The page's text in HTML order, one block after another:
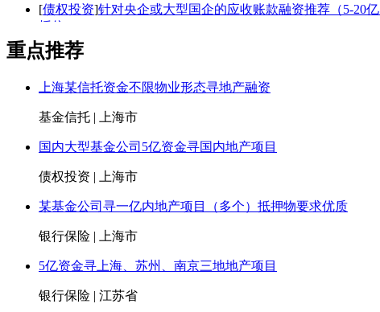
[债权投资]针对央企或大型国企的应收账款融资推荐（5-20
授信
[债权投资
证券化）项目服务
求（基金规模480亿）03-01
[基金信托 ] （中医药基金）国内某大型基金针对中医药大健康
求（首期规模50亿）03-01
基金要求（首期规模100亿）
02-23
02-21
[股权投资]国内北方某集团公司自有资金百亿规模，收并购国
住宅项目
02-15
[银行保险 ] （科技企业融资）国内某大型金融机构针对京津冀
重点推荐
上海某信托资金不限物业形态寻地产融资
基金信托 | 上海市
国内大型基金公司5亿资金寻国内地产项目
债权投资 | 上海市
某基金公司寻一亿内地产项目（多个）抵押物要求优质
银行保险 | 上海市
5亿资金寻上海、苏州、南京三地地产项目
银行保险 | 江苏省